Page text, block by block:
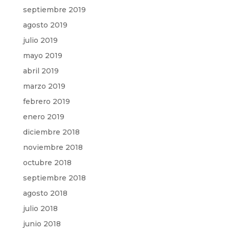
septiembre 2019
agosto 2019
julio 2019
mayo 2019
abril 2019
marzo 2019
febrero 2019
enero 2019
diciembre 2018
noviembre 2018
octubre 2018
septiembre 2018
agosto 2018
julio 2018
junio 2018